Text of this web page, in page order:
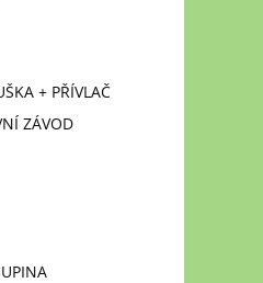
+ PŘÍVLAČ
ZÁVOD